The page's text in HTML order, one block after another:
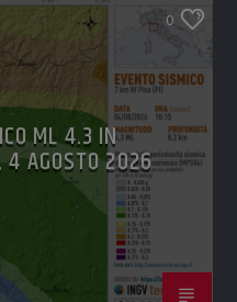
0
ML 4.3 IN
4 AGOSTO 2026